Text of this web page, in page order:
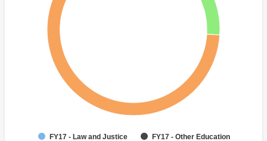
FY17 - Law and Justice
FY17 - Other Education